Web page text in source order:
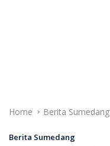
Home Berita Sumedang
Berita Sumedang